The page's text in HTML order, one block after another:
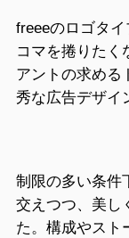
freeeのロゴタ
コマを捲りたく
アントの求める
秀な広告デザイ
制限の多い条件
交えつつ、美し
た。構成やスト